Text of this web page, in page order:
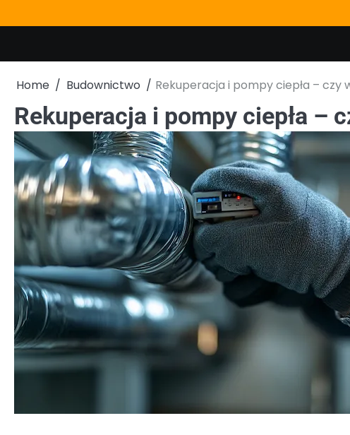
to
Home Budownictwo Rekuperacja i pompy ciepła – czy
Rekuperacja i pompy ciepła –